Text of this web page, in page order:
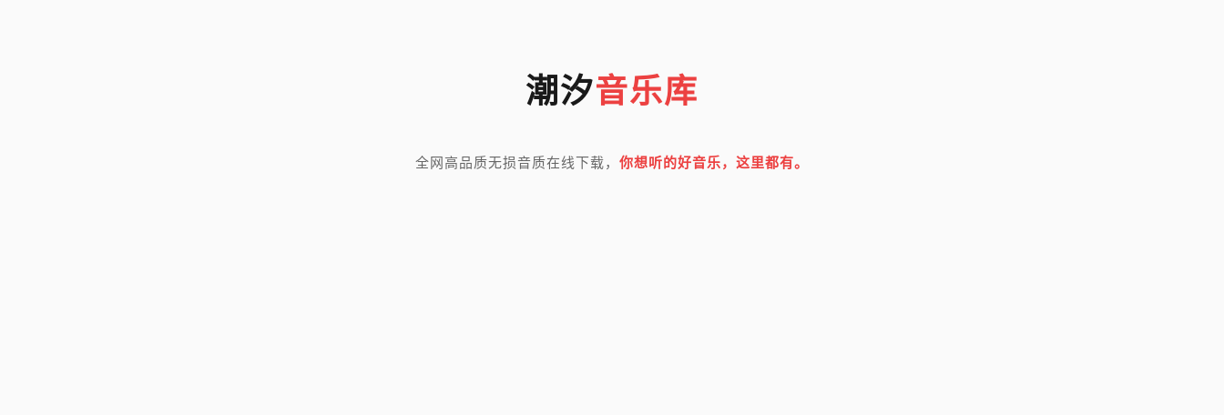
潮汐音乐库
全网高品质无损音质在线下载， 你想听的好音乐，这里都有。